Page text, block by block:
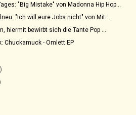
"Big Mistake" von Madonna Hip Hop...
"Ich will eure Jobs nicht" von Mit...
hiermit bewirbt sich die Tante Pop ...
Chuckamuck - Omlett EP